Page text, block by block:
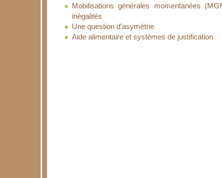
Mobilisations générales momentanées
inégalités
Une question d'asymétrie
Aide alimentaire et systèmes de justification